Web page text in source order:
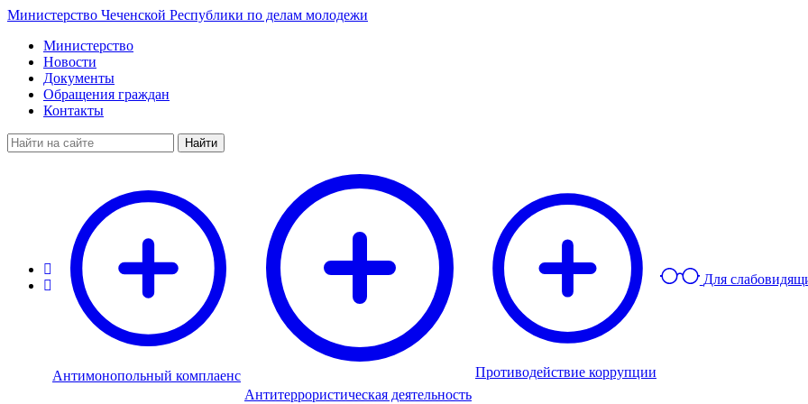
Министерство Чеченской Республики по делам молодежи
Министерство
Новости
Документы
Обращения граждан
Контакты
Найти
Антимонопольный комплаенс
Антитеррористическая деятельность
Противодействие коррупции
Для